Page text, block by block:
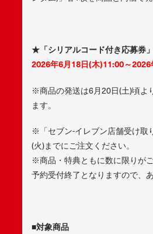
★「シリアルコード付き応募券
2026年6月18日(木)11:00～
※商品の発送は6月20日(土)頃よ
ます。
※「セブン-イレブン店舗受け取
(火)までにご注文ください。
※商品・特典ともに数に限りが
予約受付終了となりますので、
■対象商品